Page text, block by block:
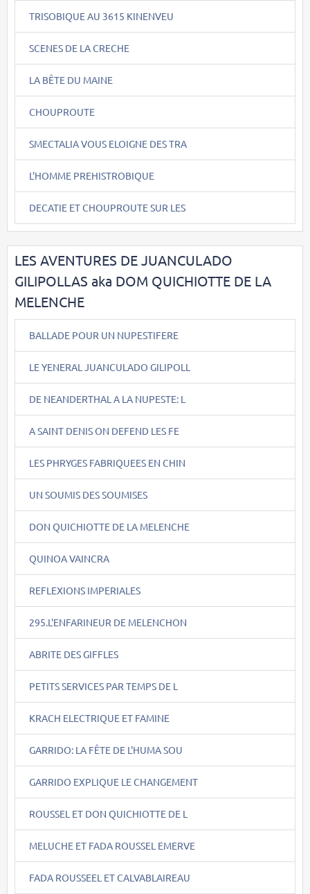
TRISOBIQUE AU 3615 KINENVEU
SCENES DE LA CRECHE
LA BÊTE DU MAINE
CHOUPROUTE
SMECTALIA VOUS ELOIGNE DES TRA
L'HOMME PREHISTROBIQUE
DECATIE ET CHOUPROUTE SUR LES
LES AVENTURES DE JUANCULADO
GILIPOLLAS aka DOM QUICHIOTTE DE LA
MELENCHE
BALLADE POUR UN NUPESTIFERE
LE YENERAL JUANCULADO GILIPOLL
DE NEANDERTHAL A LA NUPESTE: L
A SAINT DENIS ON DEFEND LES FE
LES PHRYGES FABRIQUEES EN CHIN
UN SOUMIS DES SOUMISES
DON QUICHIOTTE DE LA MELENCHE
QUINOA VAINCRA
REFLEXIONS IMPERIALES
295.L'ENFARINEUR DE MELENCHON
ABRITE DES GIFFLES
PETITS SERVICES PAR TEMPS DE L
KRACH ELECTRIQUE ET FAMINE
GARRIDO: LA FÊTE DE L'HUMA SOU
GARRIDO EXPLIQUE LE CHANGEMENT
ROUSSEL ET DON QUICHIOTTE DE L
MELUCHE ET FADA ROUSSEL EMERVE
FADA ROUSSEEL ET CALVABLAIREAU